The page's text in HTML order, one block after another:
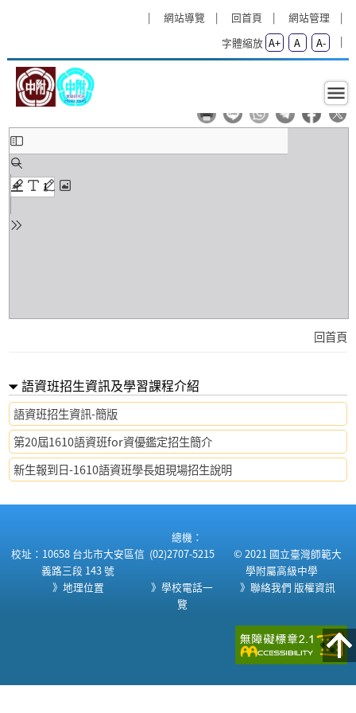
網站導覽
回首頁
網站管理
字體縮放 A+ A A-
語資班招生資訊-簡版 - 資優班 - 國
語資班招生資訊-簡版
發布單位 資優班
發布時間 2024-07-09 14:59:24
回首頁
回首頁
語資班招生資訊及學習課程介紹
語資班招生資訊-簡版
第20屆1610語資班for資優鑑定招生簡介
新生報到日-1610語資班學長姐現場招生說明
校址：10658 台北市大安區信
義路三段 143 號
》地理位置
總機：
(02)2707-5215
》學校電話一
覽
© 2021 國立臺灣師範大
學附屬高級中學
》聯絡我們 版權資訊